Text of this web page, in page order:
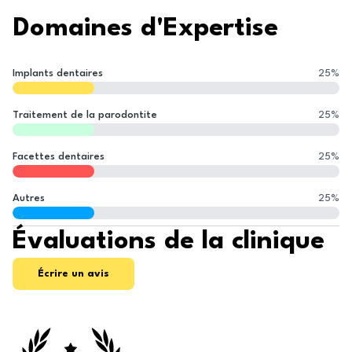
Domaines d'Expertise
Implants dentaires 25%
Traitement de la parodontite 25%
Facettes dentaires 25%
Autres 25%
Évaluations de la clinique
Écrire un avis